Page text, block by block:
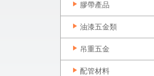
膠帶產品
油漆五金類
吊重五金
配管材料